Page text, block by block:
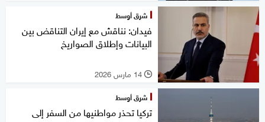
شرق أوسط
فيدان: نناقش مع إيران التناقض بين
البيانات وإطلاق الصواريخ
l 14 مارس 2026
شرق أوسط
تركيا تحذر مواطنيها من السفر إلى